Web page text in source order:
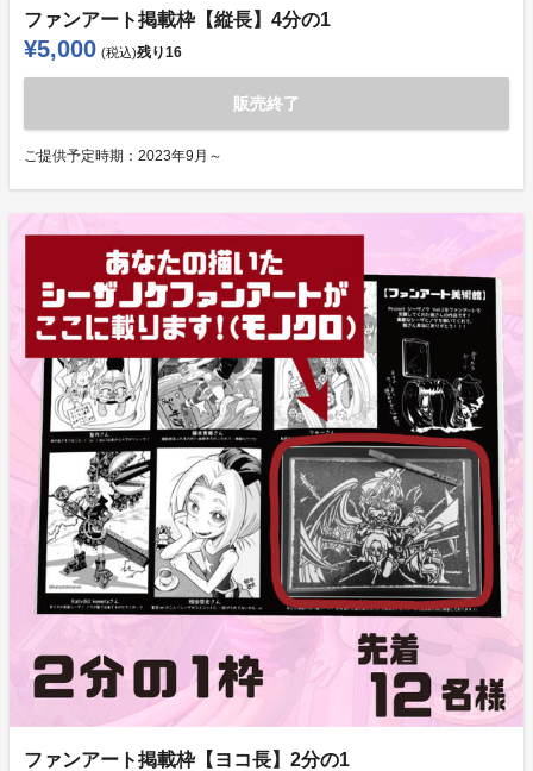
ファンアート掲載枠【縦長】4分の1
¥5,000 (税込)残り16
販売終了
ご提供予定時期： 2023年9月～
ファンアート掲載枠【ヨコ長】2分の1